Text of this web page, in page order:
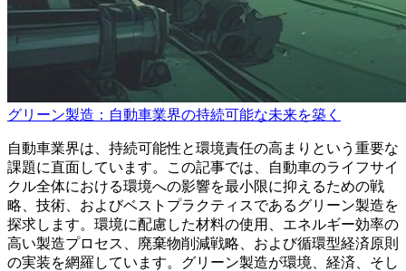
グリーン製造：自動車業界の持続可能な未来を築く
自動車業界は、持続可能性と環境責任の高まりという重要な
課題に直面しています。この記事では、自動車のライフサイ
クル全体における環境への影響を最小限に抑えるための戦
略、技術、およびベストプラクティスであるグリーン製造を
探求します。環境に配慮した材料の使用、エネルギー効率の
高い製造プロセス、廃棄物削減戦略、および循環型経済原則
の実装を網羅しています。グリーン製造が環境、経済、そし